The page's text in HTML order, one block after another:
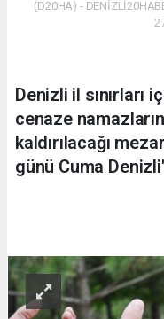
(D20HA) -
Denizli il sınırları
cenaze
kaldırılacağı
günü Cuma